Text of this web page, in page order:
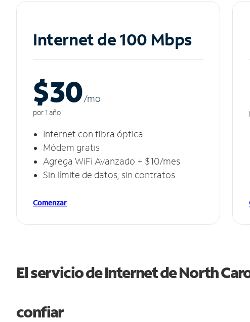
Internet de 100 Mbps
$30/mo
por 1 año
Internet con fibra óptica
Módem gratis
Agrega WiFi Avanzado + $10/mes
Sin límite de datos, sin contratos
Comenzar
El servicio de Internet de North
confiar